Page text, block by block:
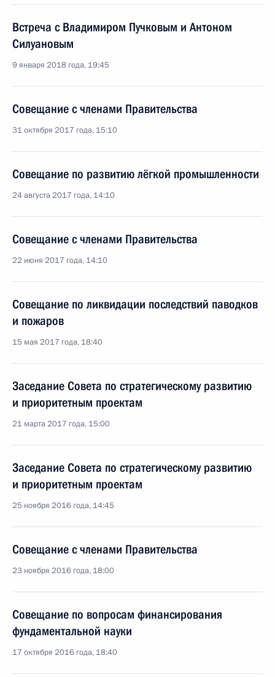
Встреча с Владимиром Пучковым и Антоном
Силуановым
9 января 2018 года, 19:45
Совещание с членами Правительства
31 октября 2017 года, 15:10
Совещание по развитию лёгкой промышленности
24 августа 2017 года, 14:10
Совещание с членами Правительства
22 июня 2017 года, 14:10
Совещание по ликвидации последствий паводков
и пожаров
15 мая 2017 года, 18:40
Заседание Совета по стратегическому развитию
и приоритетным проектам
21 марта 2017 года, 15:00
Заседание Совета по стратегическому развитию
и приоритетным проектам
25 ноября 2016 года, 14:45
Совещание с членами Правительства
23 ноября 2016 года, 18:00
Совещание по вопросам финансирования
фундаментальной науки
17 октября 2016 года, 18:40